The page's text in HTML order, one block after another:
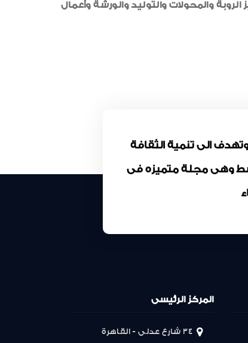
وتركيز الروبة والمحولات والتوليد والورشة وأعمال
العرب وتهدف الى تنمية الثقافة
وهى مجلة متميزه فى
المركز الرئيسى
34 شارع عدلى - القاهرة